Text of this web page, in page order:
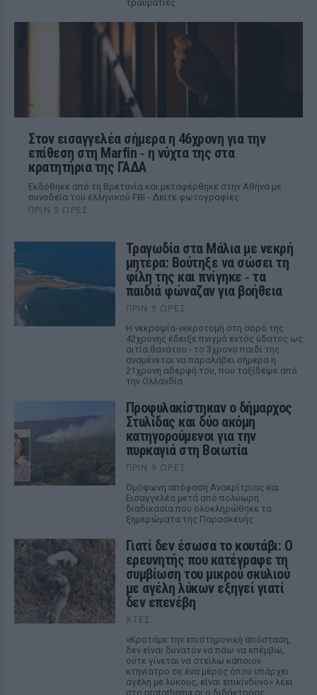
τραυματίες
Στον εισαγγελέα σήμερα η 46χρονη για την
επίθεση στη Marfin ‑ η νύχτα της στα
κρατητήρια της ΓΑΔΑ
Εκδόθηκε από τη Βρετανία και μεταφέρθηκε στην Αθήνα με
συνοδεία του ελληνικού FBI - Δείτε φωτογραφίες
ΠΡΙΝ 9 ΏΡΕΣ
Τραγωδία στα Μάλια με νεκρή
μητέρα: Βούτηξε να σώσει τη
φίλη της και πνίγηκε ‑ τα
παιδιά φώναζαν για βοήθεια
ΠΡΙΝ 9 ΏΡΕΣ
Η νεκροψία-νεκροτομή στη σορό της
42χρονης έδειξε πνιγμό εντός ύδατος ως
αιτία θανάτου - το 3χρονο παιδί της
αναμένεται να παραλάβει σήμερα η
21χρονη αδερφή του, που ταξίδεψε από
την Ολλανδία
Προφυλακίστηκαν ο δήμαρχος
Στυλίδας και δύο ακόμη
κατηγορούμενοι για την
πυρκαγιά στη Βοιωτία
ΠΡΙΝ 9 ΏΡΕΣ
Ομόφωνη απόφαση Ανακρίτριας και
Εισαγγελέα μετά από πολύωρη
διαδικασία που ολοκληρώθηκε τα
ξημερώματα της Παρασκευής
Γιατί δεν έσωσα το κουτάβι: Ο
ερευνητής που κατέγραφε τη
συμβίωση του μικρού σκυλιού
με αγέλη λύκων εξηγεί γιατί
δεν επενέβη
ΧΤΕΣ
«Κρατάμε την επιστημονική απόσταση,
δεν είναι δυνατόν να πάω να επέμβω,
ούτε γίνεται να στείλω κάποιον
κτηνίατρο σε ένα μέρος όπου υπάρχει
αγέλη με λύκους, είναι επικίνδυνο» λέει
στο protothema.gr ο διδάκτορας